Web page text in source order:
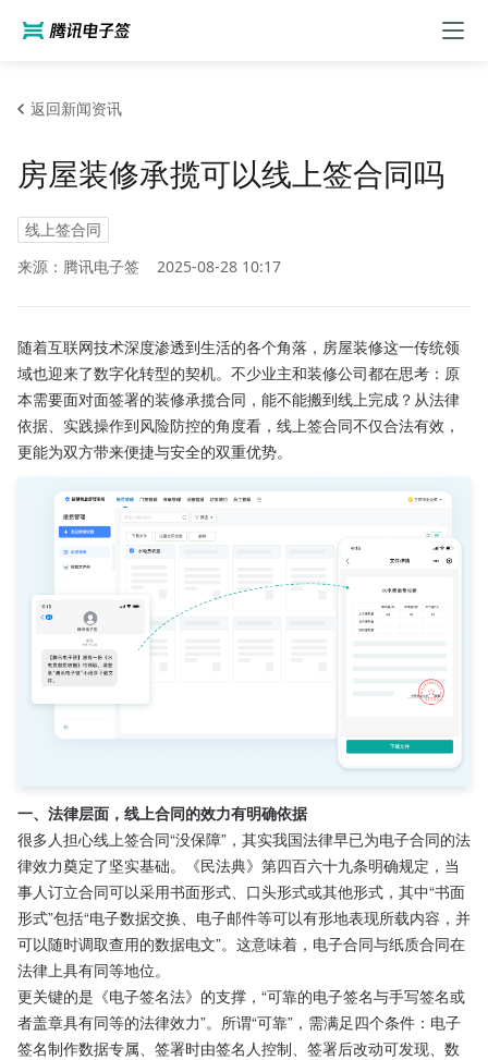
返回新闻资讯
房屋装修承揽可以线上签合同吗
线上签合同
来源：腾讯电子签
2025-08-28 10:17
随着互联网技术深度渗透到生活的各个角落，房屋装修这一传统领
域也迎来了数字化转型的契机。不少业主和装修公司都在思考：原
本需要面对面签署的装修承揽合同，能不能搬到线上完成？从法律
依据、实践操作到风险防控的角度看，线上签合同不仅合法有效，
更能为双方带来便捷与安全的双重优势。
一、法律层面，线上合同的效力有明确依据
很多人担心线上签合同“没保障”，其实我国法律早已为电子合同的法
律效力奠定了坚实基础。《民法典》第四百六十九条明确规定，当
事人订立合同可以采用书面形式、口头形式或其他形式，其中“书面
形式”包括“电子数据交换、电子邮件等可以有形地表现所载内容，并
可以随时调取查用的数据电文”。这意味着，电子合同与纸质合同在
法律上具有同等地位。
更关键的是《电子签名法》的支撑，“可靠的电子签名与手写签名或
者盖章具有同等的法律效力”。所谓“可靠”，需满足四个条件：电子
签名制作数据专属、签署时由签名人控制、签署后改动可发现、数